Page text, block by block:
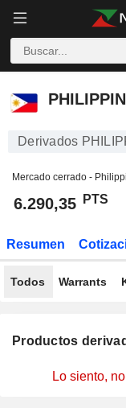
PHILIPPINES
Derivados
Mercado cerrado -
6.290,35 PTS
Resumen
Todos Warrants
Productos
Lo siento,